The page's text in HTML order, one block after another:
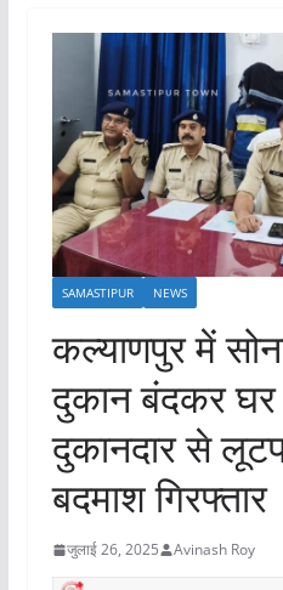
SAMASTIPUR NEWS
कल्याणपुर में
दुकान बंदकर घर
दुकानदार से
बदमाश गिरफ्तार
जुलाई 26, 2025 Avinash Roy